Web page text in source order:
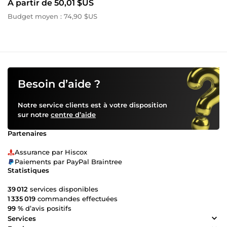
aujourd'hui pour discuter de votre projet et concrétiser vos
idées. ~
À partir de 50,01 $US
Budget moyen : 74,90 $US
Besoin d’aide ?
Notre service clients est à votre disposition
sur notre centre d’aide
Partenaires
Assurance par Hiscox
Paiements par PayPal Braintree
Statistiques
39 012 services disponibles
1 335 019 commandes effectuées
99 % d’avis positifs
Services